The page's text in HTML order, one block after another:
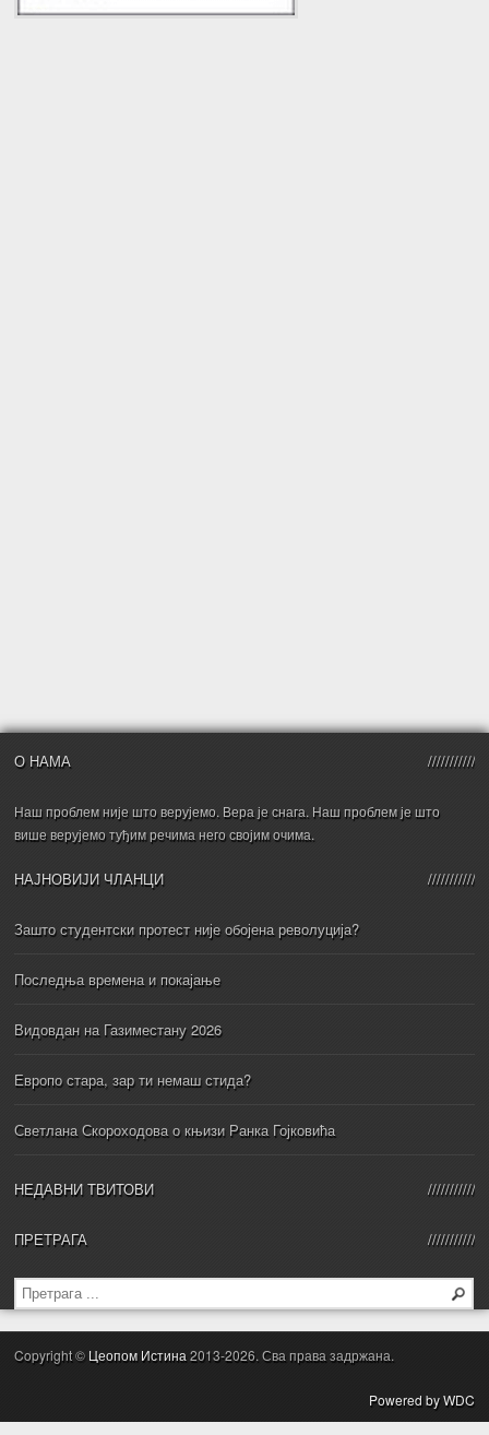
О НАМА
Наш проблем није што верујемо. Вера је снага. Наш проблем је што
више верујемо туђим речима него својим очима.
НАЈНОВИЈИ ЧЛАНЦИ
Зашто студентски протест није обојена револуција?
Последња времена и покајање
Видовдан на Газиместану 2026
Европо стара, зар ти немаш стида?
Светлана Скороходова о књизи Ранка Гојковића
НЕДАВНИ ТВИТОВИ
ПРЕТРАГА
Copyright © Цеопом Истина2013-2026. Сва права задржана.
Powered by WDC